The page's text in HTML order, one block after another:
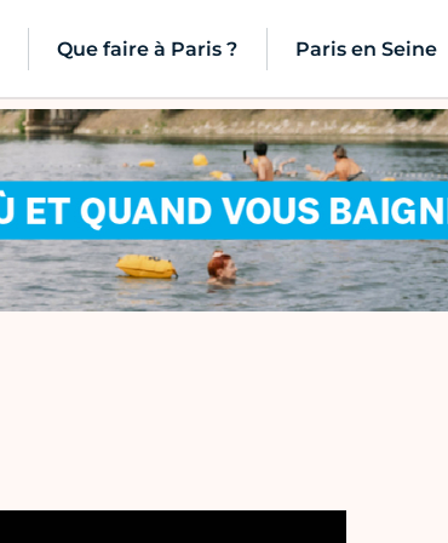
Que faire à Paris ? Paris en Seine